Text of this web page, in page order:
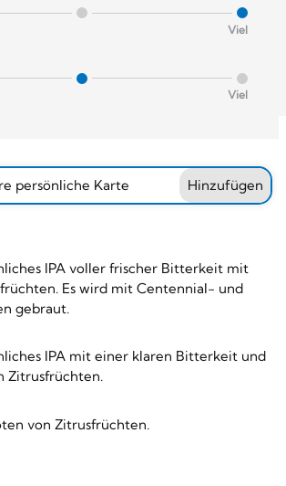
Viel
Viel
persönliche Karte Hinzufügen
IPA voller frischer Bitterkeit mit
Es wird mit Centennial- und
gebraut.
IPA mit einer klaren Bitterkeit und
Zitrusfrüchten.
von Zitrusfrüchten.